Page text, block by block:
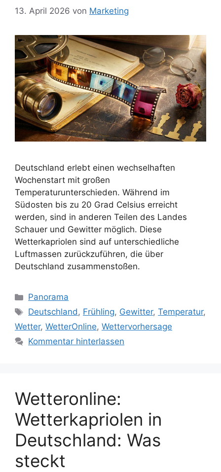
13. April 2026 von Marketing
Deutschland erlebt einen wechselhaften
Wochenstart mit großen
Temperaturunterschieden. Während im
Südosten bis zu 20 Grad Celsius erreicht
werden, sind in anderen Teilen des Landes
Schauer und Gewitter möglich. Diese
Wetterkapriolen sind auf unterschiedliche
Luftmassen zurückzuführen, die über
Deutschland zusammenstoßen.
Kategorien
Panorama
Schlagwörter
Deutschland, Frühling, Gewitter,Temperatur,
Wetter, WetterOnline, Wettervorhersage
Kommentar hinterlassen
Wetteronline:
Wetterkapriolen in
Deutschland: Was
steckt